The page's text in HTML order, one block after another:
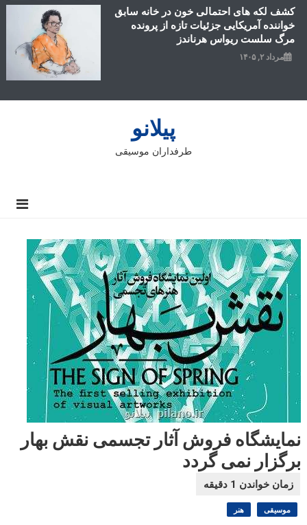
کشف لکه های احتمالی خون در خانه سابق
خواننده آمریکایی جزئیات تازه از پرونده
مرگ سلست ریواس هرناندز
مرداد ۲, ۱۴۰۵
پیلانو
طرفداران موسیقی
نمایشگاه فروش آثار تجسمی نقش بهار
برگزار نمی گردد
موسیقی هنر